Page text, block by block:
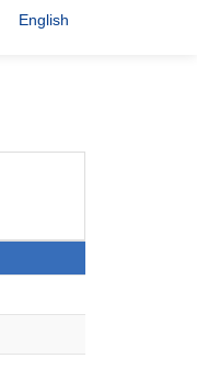
English